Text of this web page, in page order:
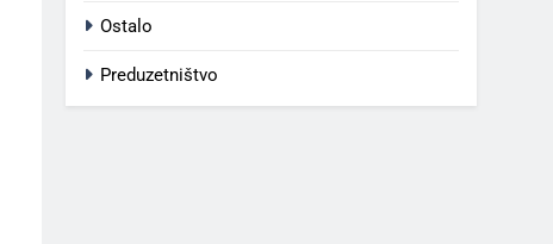
Ostalo
Preduzetništvo